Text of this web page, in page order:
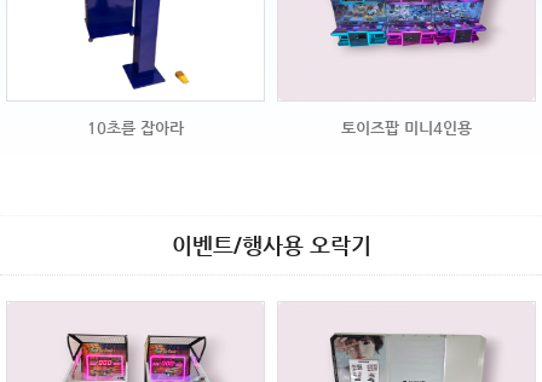
10초를 잡아라 토이즈팝 미니4인용
이벤트/행사용 오락기